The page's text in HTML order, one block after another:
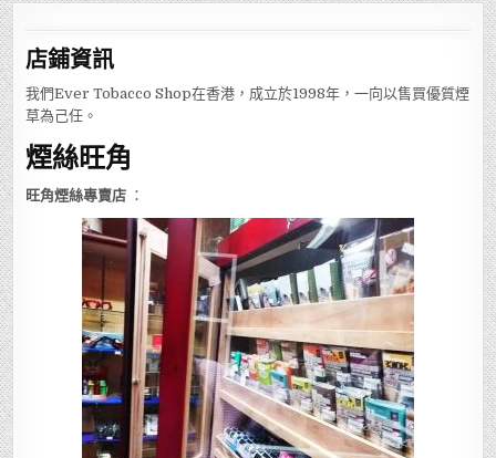
店鋪資訊
我們Ever Tobacco Shop在香港，成立於1998年，一向以售買優質煙
草為己任。
煙絲旺角
旺角煙絲專賣店 ：